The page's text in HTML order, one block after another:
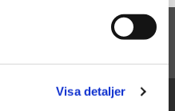
Visa detaljer